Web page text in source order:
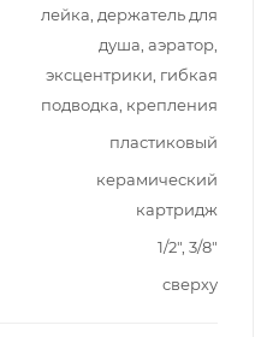
лейка, держатель для
душа, аэратор,
эксцентрики, гибкая
подводка, крепления
пластиковый
керамический
картридж
1/2", 3/8"
сверху